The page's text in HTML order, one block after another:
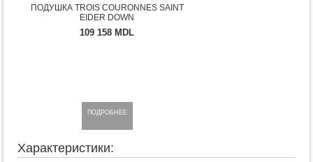
ПОДУШКА TROIS COURONNES SAINT
EIDER DOWN
109 158 MDL
ПОДРОБНЕЕ
Характеристики: